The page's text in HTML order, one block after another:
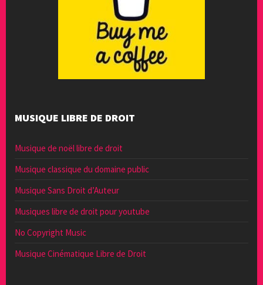
MUSIQUE LIBRE DE DROIT
Musique de noël libre de droit
Musique classique du domaine public
Musique Sans Droit d’Auteur
Musiques libre de droit pour youtube
No Copyright Music
Musique Cinématique Libre de Droit